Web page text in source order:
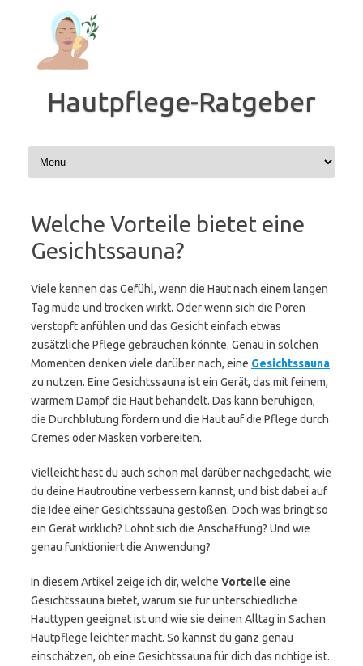
springen
Hautpflege-Ratgeber
Welche Vorteile bietet eine
Gesichtssauna?
Viele kennen das Gefühl, wenn die Haut nach einem langen
Tag müde und trocken wirkt. Oder wenn sich die Poren
verstopft anfühlen und das Gesicht einfach etwas
zusätzliche Pflege gebrauchen könnte. Genau in solchen
Momenten denken viele darüber nach, eine Gesichtssauna
zu nutzen. Eine Gesichtssauna ist ein Gerät, das mit feinem,
warmem Dampf die Haut behandelt. Das kann beruhigen,
die Durchblutung fördern und die Haut auf die Pflege durch
Cremes oder Masken vorbereiten.
Vielleicht hast du auch schon mal darüber nachgedacht, wie
du deine Hautroutine verbessern kannst, und bist dabei auf
die Idee einer Gesichtssauna gestoßen. Doch was bringt so
ein Gerät wirklich? Lohnt sich die Anschaffung? Und wie
genau funktioniert die Anwendung?
In diesem Artikel zeige ich dir, welche Vorteile eine
Gesichtssauna bietet, warum sie für unterschiedliche
Hauttypen geeignet ist und wie sie deinen Alltag in Sachen
Hautpflege leichter macht. So kannst du ganz genau
einschätzen, ob eine Gesichtssauna für dich das richtige ist.